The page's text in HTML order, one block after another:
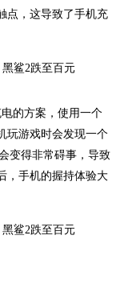
点，这导致了手机充
的方案，使用一个
玩游戏时会发现一个
变得非常碍事，导致
，手机的握持体验大